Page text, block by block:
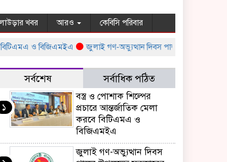
খবর আরও কেবিসি পরিবার
ও বিজিএমইএ জুলাই গণ-অভ্যুত্থান দিবস পালন উপলক্ষ্যে সরকারের
সর্বশেষ সর্বাধিক পঠিত
১
বস্ত্র ও পোশাক শিল্পের
প্রচারে আন্তর্জাতিক মেলা
করবে বিটিএমএ ও
বিজিএমইএ
জুলাই গণ-অভ্যুত্থান দিবস